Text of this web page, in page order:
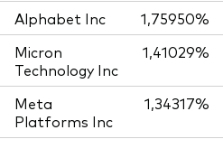
Alphabet Inc
1,75950%
Micron
Technology Inc
1,41029%
Meta
Platforms Inc
1,34317%